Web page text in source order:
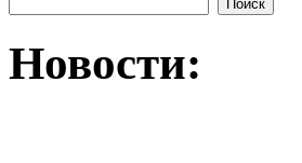
Новости: